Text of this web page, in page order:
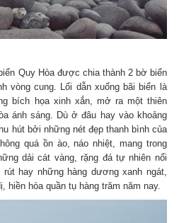
Quy Hòa được chia thành 2 bờ biển
vòng cung. Lối dẫn xuống bãi biển là
bích họa xinh xắn, mở ra một thiên
ánh sáng. Dù ở đâu hay vào khoảng
hút bởi những nét đẹp thanh bình của
quá ồn ào, náo nhiệt, mang trong
dải cát vàng, rặng đá tự nhiên nổi
hay những hàng dương xanh ngát,
hiền hòa quần tụ hàng trăm năm nay.